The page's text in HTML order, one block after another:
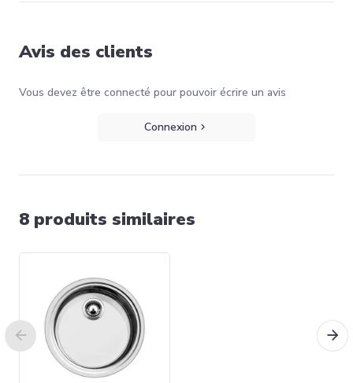
Avis des clients
Vous devez être connecté pour pouvoir écrire un avis
Connexion
8 produits similaires